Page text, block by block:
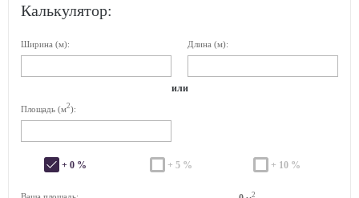
Калькулятор:
Ширина (м): Длина (м):
или
Площадь (м2):
+ 0 % + 5 % + 10 %
2